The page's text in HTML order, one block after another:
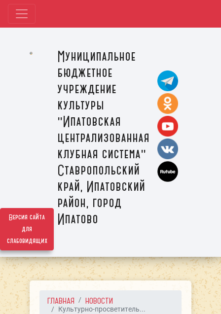
Версия сайта
для
слабовидящих
Муниципальное
бюджетное
учреждение
культуры
"Ипатовская
централизованная
клубная система"
Ставропольский
край, Ипатовский
район, город
Ипатово
ГЛАВНАЯ НОВОСТИ
Культурно-просветитель...